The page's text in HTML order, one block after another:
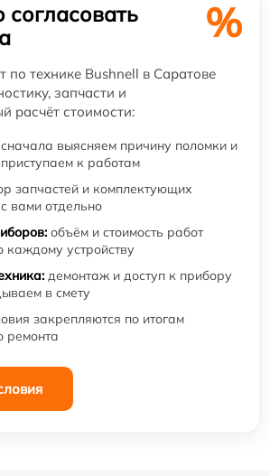
%
по технике Bushnell в Саратове
запчасти и
расчёт стоимости:
сначала выясняем причину поломки и
к работам
запчастей и комплектующих
вами отдельно
объём и стоимость работ
каждому устройству
демонтаж и доступ к прибору
в смету
закрепляются по итогам
ремонта